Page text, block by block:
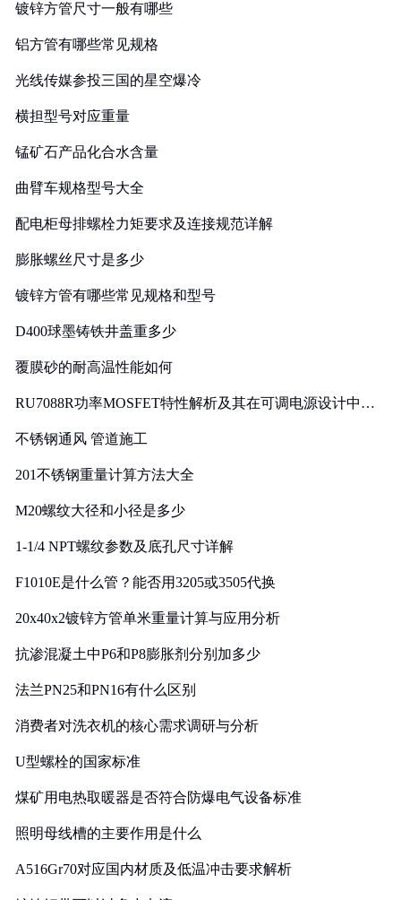
镀锌方管尺寸一般有哪些
铝方管有哪些常见规格
光线传媒参投三国的星空爆冷
横担型号对应重量
锰矿石产品化合水含量
曲臂车规格型号大全
配电柜母排螺栓力矩要求及连接规范详解
膨胀螺丝尺寸是多少
镀锌方管有哪些常见规格和型号
D400球墨铸铁井盖重多少
覆膜砂的耐高温性能如何
RU7088R功率MOSFET特性解析及其在可调电源设计中的
不锈钢通风 管道施工
201不锈钢重量计算方法大全
M20螺纹大径和小径是多少
1-1/4 NPT螺纹参数及底孔尺寸详解
F1010E是什么管？能否用3205或3505代换
20x40x2镀锌方管单米重量计算与应用分析
抗渗混凝土中P6和P8膨胀剂分别加多少
法兰PN25和PN16有什么区别
消费者对洗衣机的核心需求调研与分析
U型螺栓的国家标准
煤矿用电热取暖器是否符合防爆电气设备标准
照明母线槽的主要作用是什么
A516Gr70对应国内材质及低温冲击要求解析